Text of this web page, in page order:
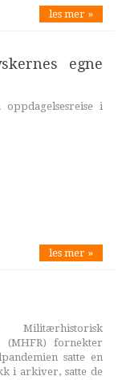
les mer »
egne
i
les mer »
Militærhistorisk
(MHFR) fornekter
satte en
i arkiver, satte de